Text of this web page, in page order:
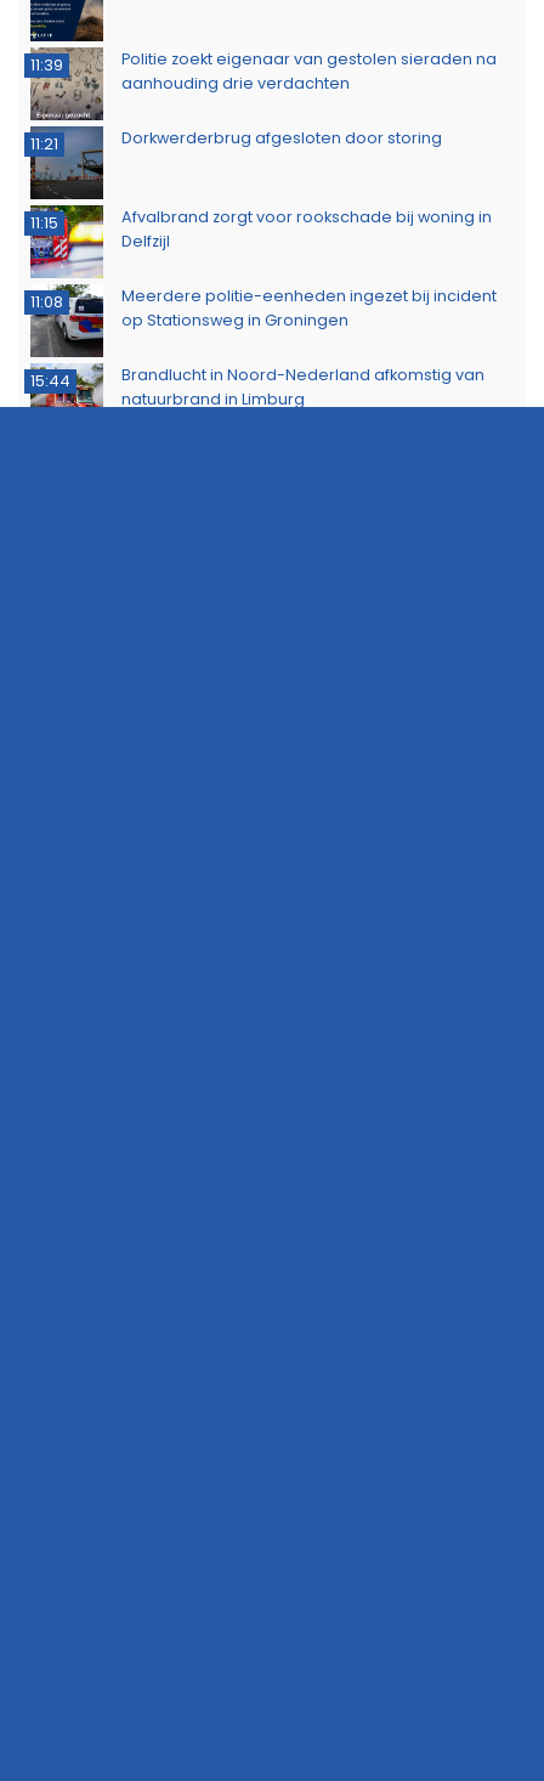
11:39
Politie zoekt eigenaar van gestolen sieraden na
aanhouding drie verdachten
11:21 Dorkwerderbrug afgesloten door storing
11:15
Afvalbrand zorgt voor rookschade bij woning in
Delfzijl
11:08
Meerdere politie-eenheden ingezet bij incident
op Stationsweg in Groningen
15:44
Brandlucht in Noord-Nederland afkomstig van
natuurbrand in Limburg